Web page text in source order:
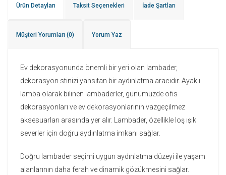
Ürün Detayları Taksit Seçenekleri İade Şartları
Müşteri Yorumları (0) Yorum Yaz
Ev dekorasyonunda önemli bir yeri olan lambader,
dekorasyon stinizi yansıtan bir aydınlatma aracıdır. Ayaklı
lamba olarak bilinen lambaderler, günümüzde ofis
dekorasyonları ve ev dekorasyonlarının vazgeçilmez
aksesuarları arasında yer alır. Lambader, özellikle loş ışık
severler için doğru aydınlatma imkanı sağlar.
Doğru lambader seçimi uygun aydınlatma düzeyi ile yaşam
alanlarının daha ferah ve dinamik gözükmesini sağlar.